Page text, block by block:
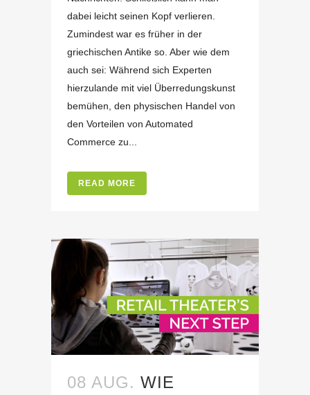
dabei leicht seinen Kopf verlieren.
Zumindest war es früher in der
griechischen Antike so. Aber wie dem
auch sei: Während sich Experten
hierzulande mit viel Überredungskunst
bemühen, den physischen Handel von
den Vorteilen von Automated
Commerce zu...
READ MORE
08 AUG. WIE